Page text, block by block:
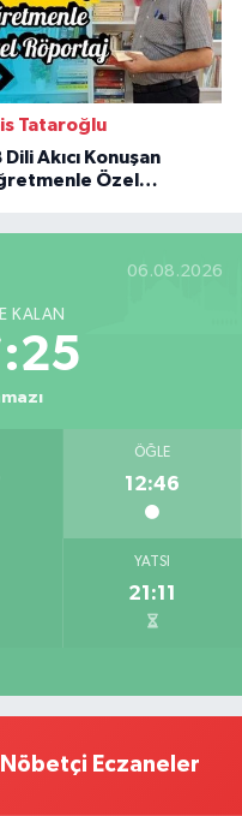
Tataroğlu
Dili Akıcı Konuşan
Özel
06.08.2026
KALAN
ÖĞLE
12:46
YATSI
21:11
Eczaneler